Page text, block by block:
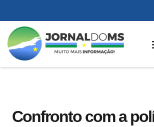
Confronto com a